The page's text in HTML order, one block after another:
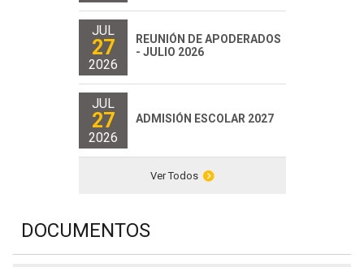
JUL
27
2026
REUNIÓN DE APODERADOS
- JULIO 2026
JUL
27
2026
ADMISIÓN ESCOLAR 2027
Ver Todos
DOCUMENTOS